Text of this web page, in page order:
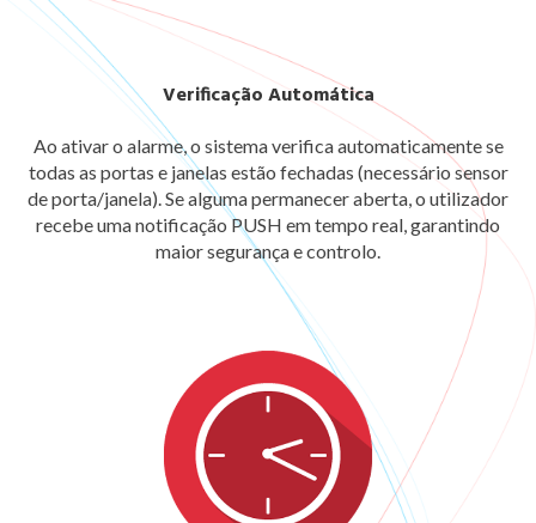
Verificação Automática
Ao ativar o alarme, o sistema verifica automaticamente se
todas as portas e janelas estão fechadas (necessário sensor
de porta/janela). Se alguma permanecer aberta, o utilizador
recebe uma notificação PUSH em tempo real, garantindo
maior segurança e controlo.